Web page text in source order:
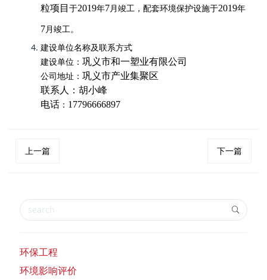
粒项目于2019年7 月竣工，配套环境保护设施于2019年
7 月竣工。
建设单位名称及联系方式
建设单位：巩义市和一塑业有限公司
公司地址：巩义市产业集聚区
联系人：胡小峰
电话 ： 17796666897
上一篇 下一篇
环保工程
环境影响评价